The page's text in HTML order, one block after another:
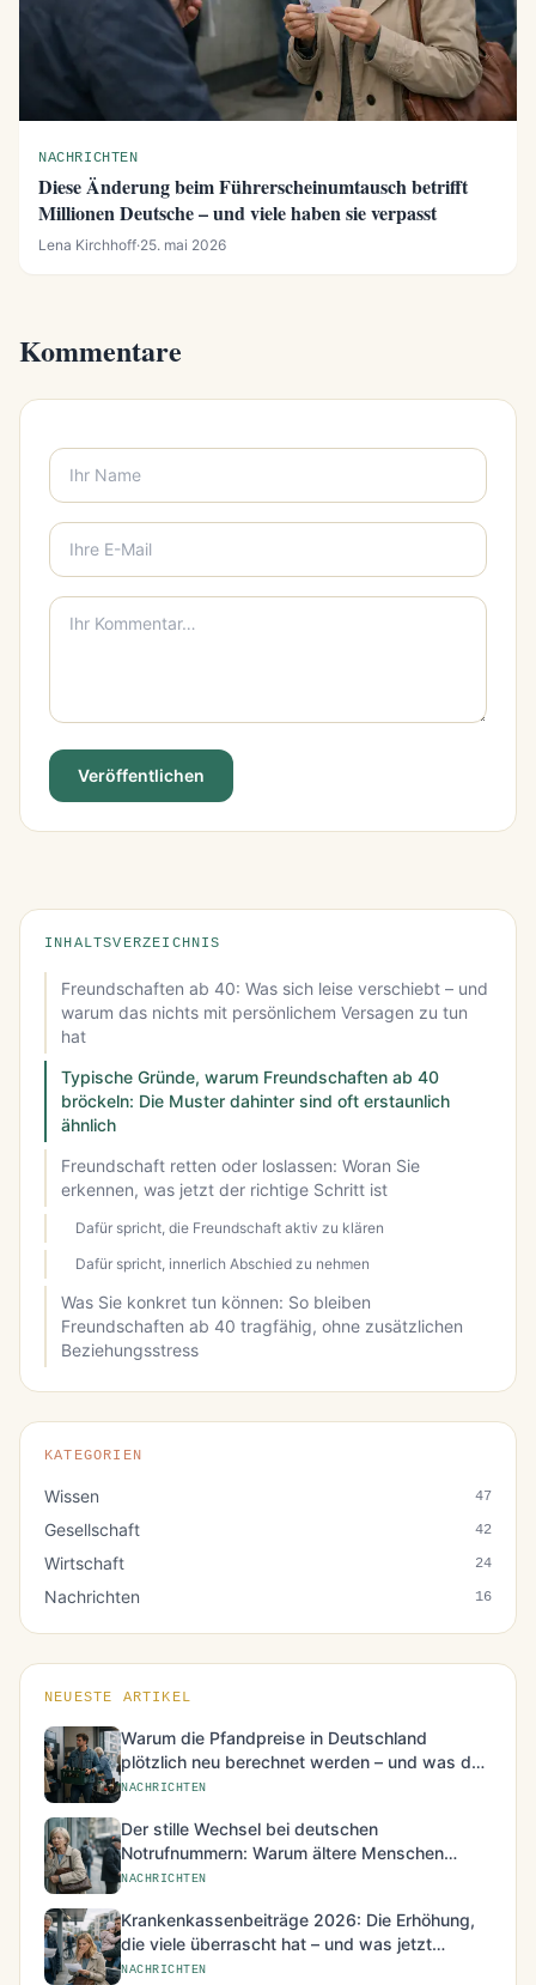
NACHRICHTEN
Diese Änderung beim Führerscheinumtausch betrifft
Millionen Deutsche – und viele haben sie verpasst
Lena Kirchhoff·25. mai 2026
Kommentare
Veröffentlichen
INHALTSVERZEICHNIS
Freundschaften ab 40: Was sich leise verschiebt – und
warum das nichts mit persönlichem Versagen zu tun
hat
Typische Gründe, warum Freundschaften ab 40
bröckeln: Die Muster dahinter sind oft erstaunlich
ähnlich
Freundschaft retten oder loslassen: Woran Sie
erkennen, was jetzt der richtige Schritt ist
Dafür spricht, die Freundschaft aktiv zu klären
Dafür spricht, innerlich Abschied zu nehmen
Was Sie konkret tun können: So bleiben
Freundschaften ab 40 tragfähig, ohne zusätzlichen
Beziehungsstress
KATEGORIEN
Wissen 47
Gesellschaft 42
Wirtschaft 24
Nachrichten 16
NEUESTE ARTIKEL
Warum die Pfandpreise in Deutschland
plötzlich neu berechnet werden – und was das
für den Alltag bedeutet
NACHRICHTEN
Der stille Wechsel bei deutschen
Notrufnummern: Warum ältere Menschen
besonders betroffen sind
NACHRICHTEN
Krankenkassenbeiträge 2026: Die Erhöhung,
die viele überrascht hat – und was jetzt
möglich ist
NACHRICHTEN